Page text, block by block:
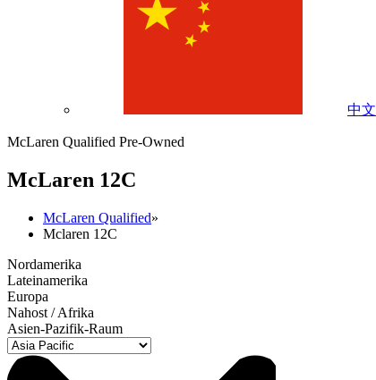
中文
McLaren Qualified Pre-Owned
McLaren 12C
McLaren Qualified»
Mclaren 12C
Nordamerika
Lateinamerika
Europa
Nahost / Afrika
Asien-Pazifik-Raum